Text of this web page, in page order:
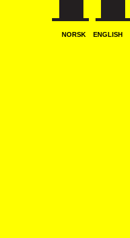
NORSK ENGLISH